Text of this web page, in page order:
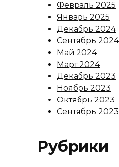
Февраль 2025
Январь 2025
Декабрь 2024
Сентябрь 2024
Май 2024
Март 2024
Декабрь 2023
Ноябрь 2023
Октябрь 2023
Сентябрь 2023
Рубрики